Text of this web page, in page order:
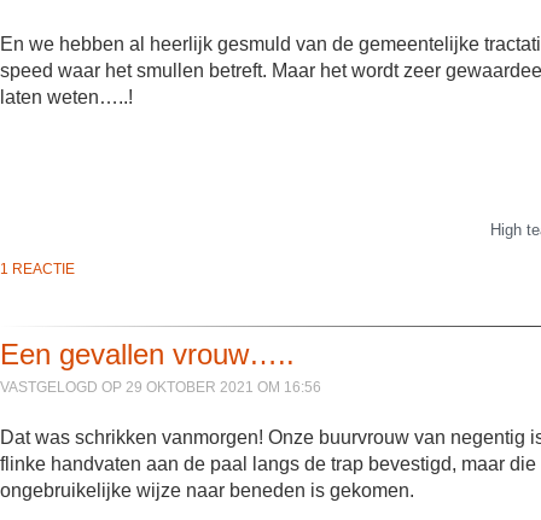
En we hebben al heerlijk gesmuld van de gemeentelijke
speed waar het smullen betreft. Maar het wordt zeer
laten weten…..!
High
1 REACTIE
Een gevallen vrouw…..
VASTGELOGD OP 29 OKTOBER 2021 OM 16:56
Dat was schrikken vanmorgen! Onze buurvrouw van
flinke handvaten aan de paal langs de trap bevestigd, maar
ongebruikelijke wijze naar beneden is gekomen.